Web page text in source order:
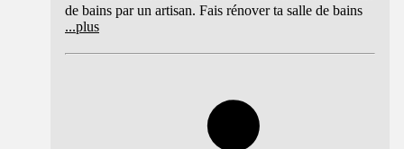
de bains par un artisan. Fais rénover ta salle de bains
...plus